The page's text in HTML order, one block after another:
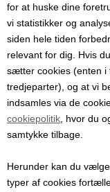
for at huske dine
vi statistikker og
siden hele tiden
relevant for dig. Hvis
sætter cookies (enten i
tredjeparter), og at vi
indsamles via de
cookiepolitik , hvor du
samtykke tilbage.
Herunder kan du
typer af cookies
Pris ved 1 stk.
149,00DKK
Briketter til Dutch
Disse Cabix Plus-
med Dutch Oven, grill
Briketternes store
egner sig godt til